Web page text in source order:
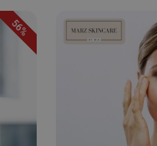
56%